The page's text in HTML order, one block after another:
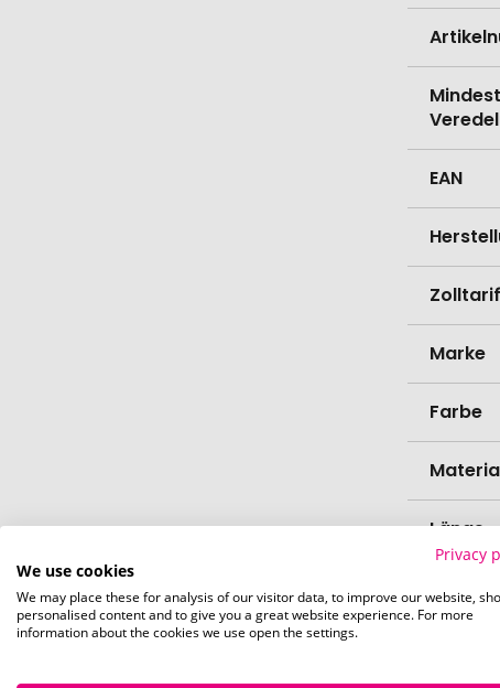
EAN
Marke
Farbe
Länge
Breite
Privacy
We use cookies
We may place these for analysis of our visitor data, to improve our website,
personalised content and to give you a great website experience. For more
information about the cookies we use open the settings.